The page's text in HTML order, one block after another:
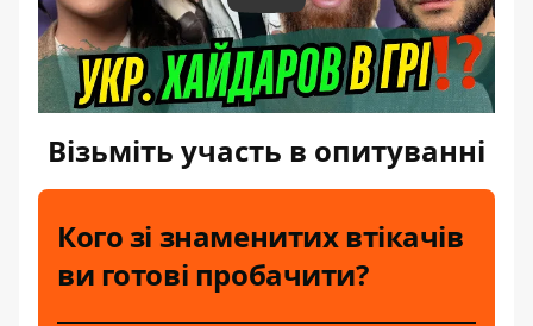
Візьміть участь в опитуванні
Кого зі знаменитих втікачів
ви готові пробачити?